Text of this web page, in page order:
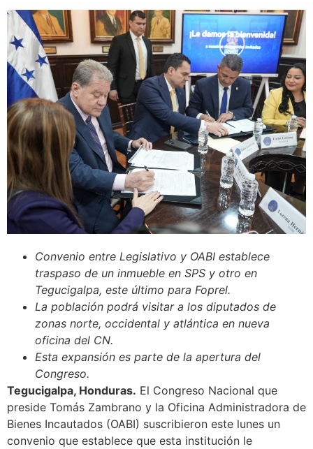
Convenio entre Legislativo y OABI establece
traspaso de un inmueble en SPS y otro en
Tegucigalpa, este último para Foprel.
La población podrá visitar a los diputados de
zonas norte, occidental y atlántica en nueva
oficina del CN.
Esta expansión es parte de la apertura del
Congreso.
Tegucigalpa, Honduras. El Congreso Nacional que
preside Tomás Zambrano y la Oficina Administradora de
Bienes Incautados (OABI) suscribieron este lunes un
convenio que establece que esta institución le